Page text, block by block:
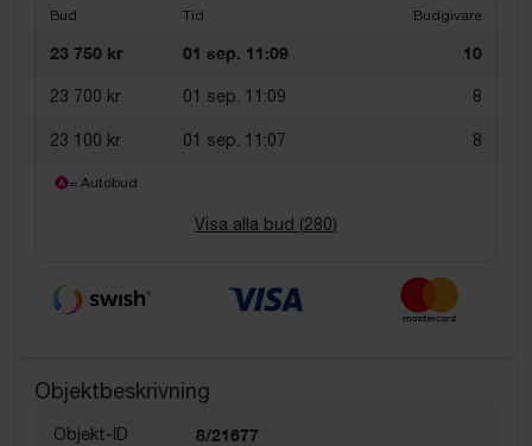
Bud Tid Budgivare
23 750 kr 01 sep. 11:09 10
23 700 kr 01 sep. 11:09 8
23 100 kr 01 sep. 11:07 8
= Autobud
Visa alla bud (280)
Objektbeskrivning
Objekt-ID 8/21677